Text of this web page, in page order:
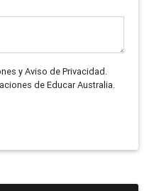
y Aviso de Privacidad.
de Educar Australia.